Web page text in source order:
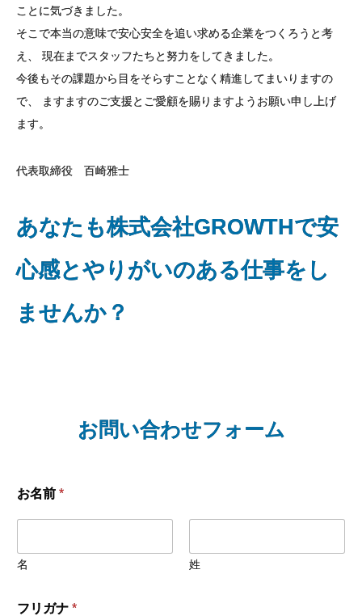
ことに気づきました。
そこで本当の意味で安心安全を追い求める企業をつくろうと考
え、
現在までスタッフたちと努力をしてきました。
今後もその課題から目をそらすことなく精進してまいりますの
で、
ますますのご支援とご愛顧を賜りますようお願い申し上げ
ます。
代表取締役 百崎雅士
あなたも株式会社GROWTHで安
心感とやりがいのある仕事をし
ませんか？
お問い合わせフォーム
お名前 *
名 姓
フリガナ *